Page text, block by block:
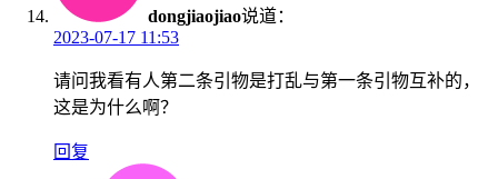
dongjiaojiao说道：
2023-07-17 11:53
请问我看有人第二条引物是打乱与第一条引物互补的，
这是为什么啊？
回复